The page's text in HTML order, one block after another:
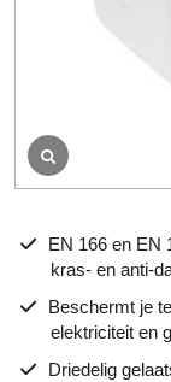
EN 166 en EN
kras- en anti-
Beschermt je
elektriciteit en
Driedelig